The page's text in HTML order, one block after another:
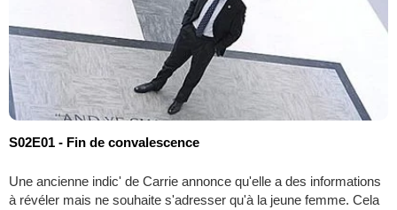
S02E01 - Fin de convalescence
Une ancienne indic' de Carrie annonce qu'elle a des informations
à révéler mais ne souhaite s'adresser qu'à la jeune femme. Cela